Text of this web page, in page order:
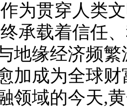
为贯穿人类
承载着信任
地缘经济频
加成为全球
领域的今天,